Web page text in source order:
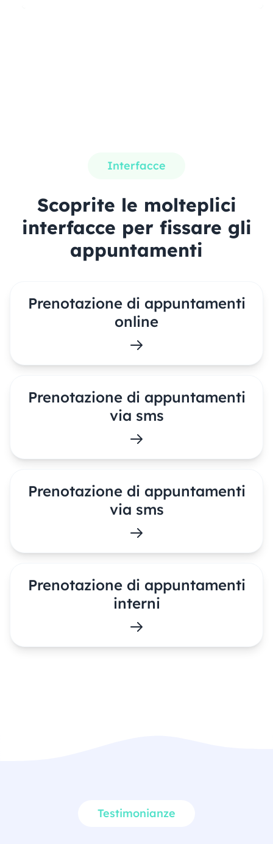
Interfacce
Scoprite le molteplici
interfacce per fissare gli
appuntamenti
Prenotazione di appuntamenti
online
Prenotazione di appuntamenti
via sms
Prenotazione di appuntamenti
via sms
Prenotazione di appuntamenti
interni
Testimonianze